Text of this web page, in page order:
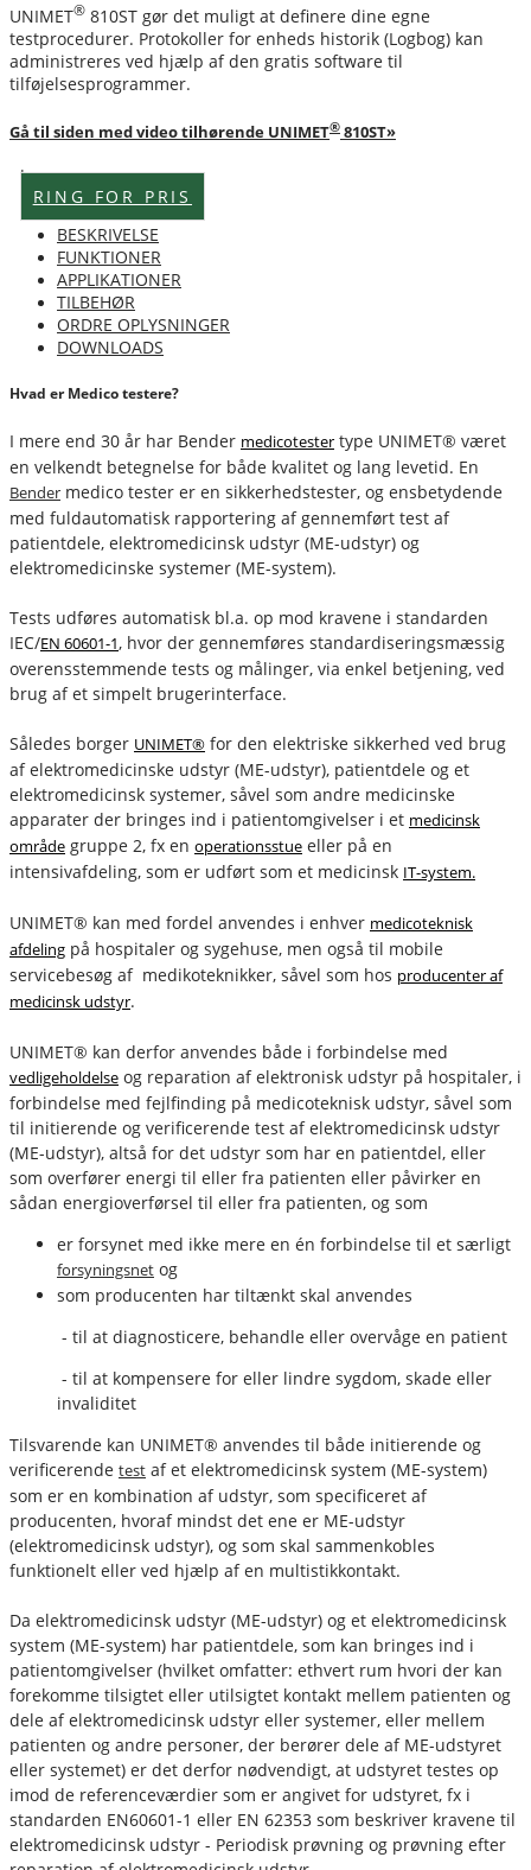
UNIMET® 810ST gør det muligt at definere dine egne
testprocedurer. Protokoller for enheds historik (Logbog) kan
administreres ved hjælp af den gratis software til
tilføjelsesprogrammer.
Gå til siden med video tilhørende UNIMET® 810ST»
Lagervare
RING FOR PRIS
BESKRIVELSE
FUNKTIONER
APPLIKATIONER
TILBEHØR
ORDRE OPLYSNINGER
DOWNLOADS
Hvad er Medico testere?
I mere end 30 år har Bender medicotester type UNIMET® været
en velkendt betegnelse for både kvalitet og lang levetid. En
Bender medico tester er en sikkerhedstester, og ensbetydende
med fuldautomatisk rapportering af gennemført test af
patientdele, elektromedicinsk udstyr (ME-udstyr) og
elektromedicinske systemer (ME-system).
Tests udføres automatisk bl.a. op mod kravene i standarden
IEC/EN 60601-1, hvor der gennemføres standardiseringsmæssig
overensstemmende tests og målinger, via enkel betjening, ved
brug af et simpelt brugerinterface.
Således borger UNIMET® for den elektriske sikkerhed ved brug
af elektromedicinske udstyr (ME-udstyr), patientdele og et
elektromedicinsk systemer, såvel som andre medicinske
apparater der bringes ind i patientomgivelser i et medicinsk
område gruppe 2, fx en operationsstue eller på en
intensivafdeling, som er udført som et medicinsk IT-system.
UNIMET® kan med fordel anvendes i enhver medicoteknisk
afdeling på hospitaler og sygehuse, men også til mobile
servicebesøg af medikoteknikker, såvel som hos producenter af
medicinsk udstyr.
UNIMET® kan derfor anvendes både i forbindelse med
vedligeholdelse og reparation af elektronisk udstyr på hospitaler, i
forbindelse med fejlfinding på medicoteknisk udstyr, såvel som
til initierende og verificerende test af elektromedicinsk udstyr
(ME-udstyr), altså for det udstyr som har en patientdel, eller
som overfører energi til eller fra patienten eller påvirker en
sådan energioverførsel til eller fra patienten, og som
er forsynet med ikke mere en én forbindelse til et særligt
forsyningsnet og
som producenten har tiltænkt skal anvendes
- til at diagnosticere, behandle eller overvåge en patient
- til at kompensere for eller lindre sygdom, skade eller
invaliditet
Tilsvarende kan UNIMET® anvendes til både initierende og
verificerende test af et elektromedicinsk system (ME-system)
som er en kombination af udstyr, som specificeret af
producenten, hvoraf mindst det ene er ME-udstyr
(elektromedicinsk udstyr), og som skal sammenkobles
funktionelt eller ved hjælp af en multistikkontakt.
Da elektromedicinsk udstyr (ME-udstyr) og et elektromedicinsk
system (ME-system) har patientdele, som kan bringes ind i
patientomgivelser (hvilket omfatter: ethvert rum hvori der kan
forekomme tilsigtet eller utilsigtet kontakt mellem patienten og
dele af elektromedicinsk udstyr eller systemer, eller mellem
patienten og andre personer, der berører dele af ME-udstyret
eller systemet) er det derfor nødvendigt, at udstyret testes op
imod de referenceværdier som er angivet for udstyret, fx i
standarden EN60601-1 eller EN 62353 som beskriver kravene til
elektromedicinsk udstyr - Periodisk prøvning og prøvning efter